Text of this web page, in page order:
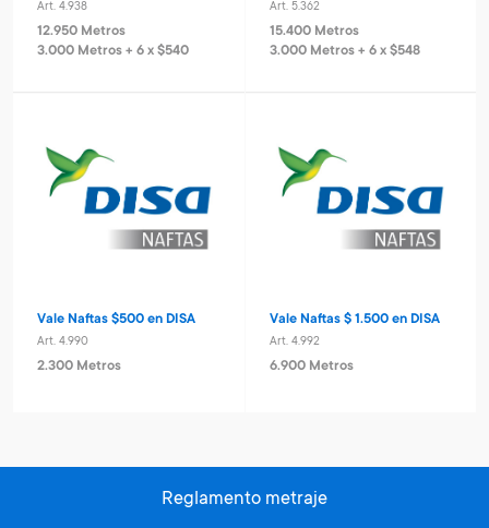
Art. 4.938
12.950 Metros
3.000 Metros + 6 x $540
Art. 5.362
15.400 Metros
3.000 Metros + 6 x $548
Vale Naftas $500 en DISA
Art. 4.990
2.300 Metros
Vale Naftas $ 1.500 en DISA
Art. 4.992
6.900 Metros
Reglamento metraje